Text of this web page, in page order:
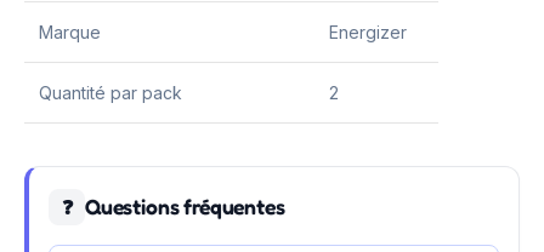
Marque Energizer
Quantité par pack 2
❓ Questions fréquentes